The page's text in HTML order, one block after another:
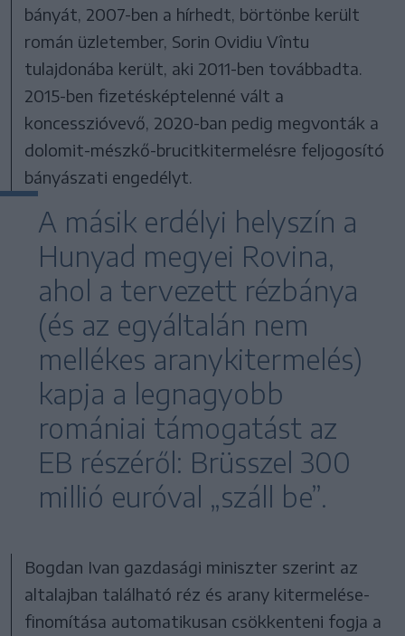
bányát, 2007-ben a hírhedt, börtönbe került
román üzletember, Sorin Ovidiu Vîntu
tulajdonába került, aki 2011-ben továbbadta.
2015-ben fizetésképtelenné vált a
koncesszióvevő, 2020-ban pedig megvonták a
dolomit-mészkő-brucitkitermelésre feljogosító
bányászati engedélyt.
A másik erdélyi helyszín a
Hunyad megyei Rovina,
ahol a tervezett rézbánya
(és az egyáltalán nem
mellékes aranykitermelés)
kapja a legnagyobb
romániai támogatást az
EB részéről: Brüsszel 300
millió euróval „száll be”.
Bogdan Ivan gazdasági miniszter szerint az
altalajban található réz és arany kitermelése-
finomítása automatikusan csökkenteni fogja a